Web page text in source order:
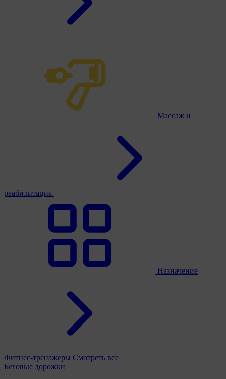
Массаж и
реабилитация
Назначение
Фитнес-тренажеры Смотреть все
Беговые дорожки